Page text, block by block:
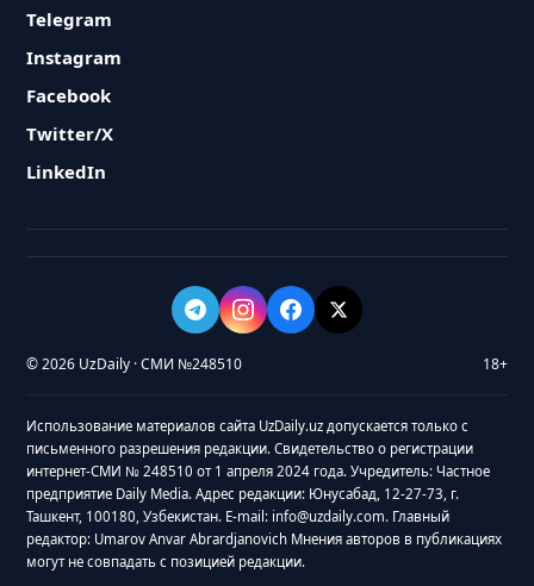
Telegram
Instagram
Facebook
Twitter/X
LinkedIn
© 2026 UzDaily · СМИ №248510 18+
Использование материалов сайта UzDaily.uz допускается только с
письменного разрешения редакции. Свидетельство о регистрации
интернет-СМИ № 248510 от 1 апреля 2024 года. Учредитель: Частное
предприятие Daily Media. Адрес редакции: Юнусабад, 12-27-73, г.
Ташкент, 100180, Узбекистан. E-mail: info@uzdaily.com. Главный
редактор: Umarov Anvar Abrardjanovich Мнения авторов в публикациях
могут не совпадать с позицией редакции.